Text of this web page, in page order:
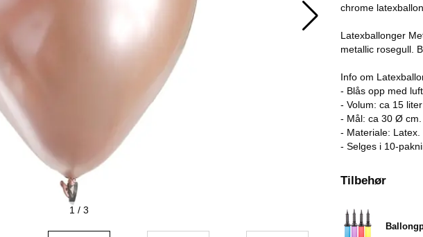
1 / 3
chrome
Latexballonger
metallic rosegull.
Info om
- Blås opp med
- Volum: ca 15 liter
- Mål: ca 30 Ø cm.
- Materiale: Latex.
- Selges i 10-
Tilbehør
Varenummer 9838